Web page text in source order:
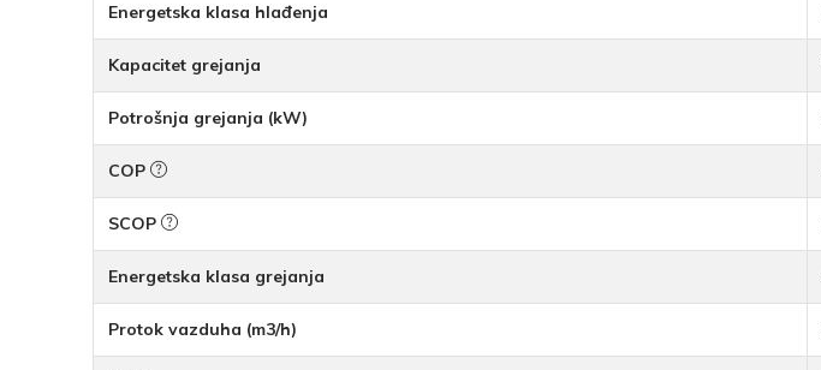
Energetska klasa hlađenja
Kapacitet grejanja
Potrošnja grejanja (kW)
COP
SCOP
Energetska klasa grejanja
Protok vazduha (m3/h)